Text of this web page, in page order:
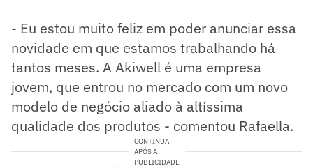
- Eu estou muito feliz em poder anunciar essa
novidade em que estamos trabalhando há
tantos meses. A Akiwell é uma empresa
jovem, que entrou no mercado com um novo
modelo de negócio aliado à altíssima
qualidade dos produtos - comentou Rafaella.
CONTINUA
APÓS A
PUBLICIDADE